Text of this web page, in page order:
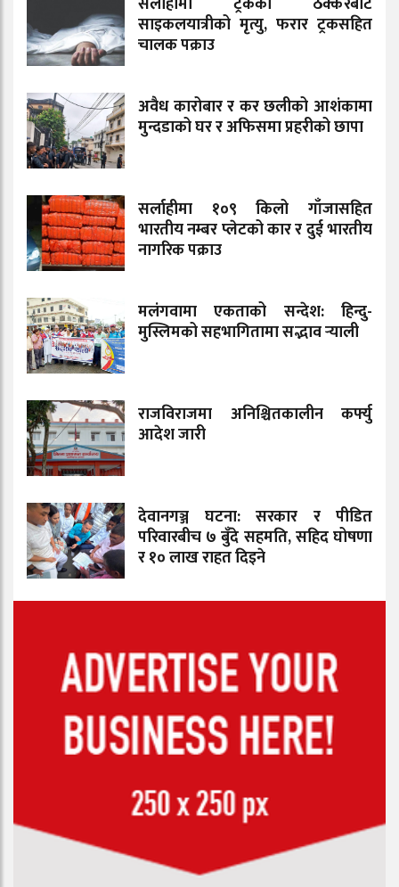
साइकलयात्रीको मृत्यु, फरार ट्रकसहित
चालक पक्राउ
अवैध कारोबार र कर छलीको आशंकामा
मुन्दडाको घर र अफिसमा प्रहरीको छापा
सर्लाहीमा १०९ किलो गाँजासहित
भारतीय नम्बर प्लेटको कार र दुई भारतीय
नागरिक पक्राउ
मलंगवामा एकताको सन्देश: हिन्दु-
मुस्लिमको सहभागितामा सद्भाव र्‍याली
राजविराजमा अनिश्चितकालीन कर्फ्यु
आदेश जारी
देवानगञ्ज घटना: सरकार र पीडित
परिवारबीच ७ बुँदे सहमति, सहिद घोषणा
र १० लाख राहत दिइने